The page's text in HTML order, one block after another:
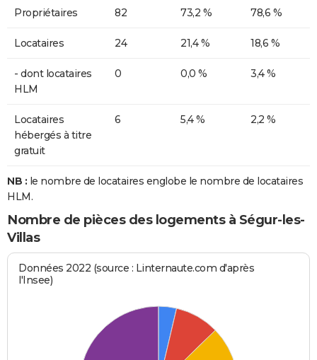
Propriétaires 82 73,2 % 78,6 %
Locataires 24 21,4 % 18,6 %
- dont locataires
HLM
0 0,0 % 3,4 %
Locataires
hébergés à titre
gratuit
6 5,4 % 2,2 %
NB : le nombre de locataires englobe le nombre de locataires
HLM.
Nombre de pièces des logements à Ségur-les-
Villas
Données 2022 (source : Linternaute.com d'après
l'Insee)